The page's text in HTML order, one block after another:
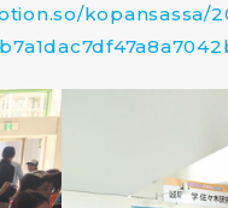
kopansassa/